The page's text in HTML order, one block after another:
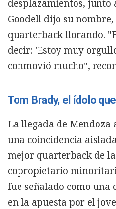
desplazamientos, junto
Goodell dijo su
quarterback llorando.
decir: 'Estoy muy
conmovió mucho",
Tom Brady, el ídolo
La llegada de Mendoza
una coincidencia
mejor quarterback de
copropietario
fue señalado como una
en la apuesta por el